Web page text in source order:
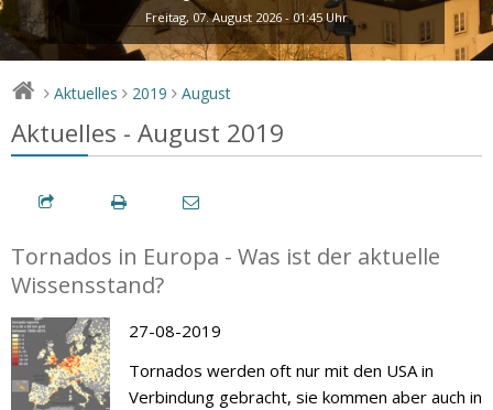
Freitag, 07. August 2026 - 01:45 Uhr
> Aktuelles > 2019 > August
Aktuelles - August 2019
Tornados in Europa - Was ist der aktuelle
Wissensstand?
27-08-2019
Tornados werden oft nur mit den USA in
Verbindung gebracht, sie kommen aber auch in